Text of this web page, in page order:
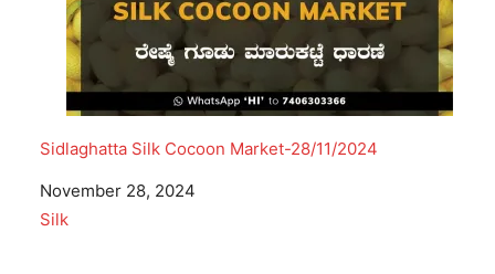
Sidlaghatta Silk Cocoon Market-28/11/2024
Date
November 28, 2024
In relation to
Silk